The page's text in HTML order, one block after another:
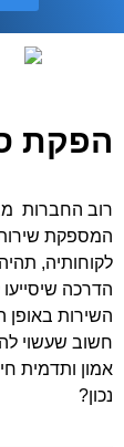
הפקת
רוב החברות
המספקת
לקוחותיה,
הדרכה
השירות באופן
חשוב שעשוי
אמון ותדמית
נכון?